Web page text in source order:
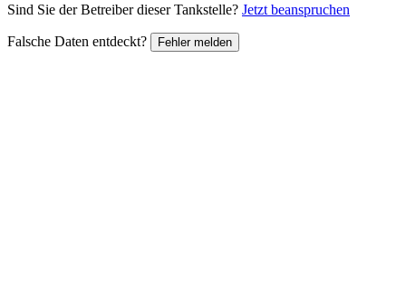
Sind Sie der Betreiber dieser Tankstelle? Jetzt beanspruchen
Falsche Daten entdeckt? Fehler melden